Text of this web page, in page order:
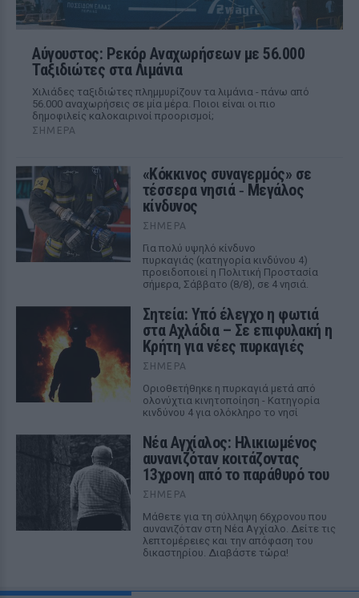
Αύγουστος: Ρεκόρ Αναχωρήσεων με 56.000
Ταξιδιώτες στα Λιμάνια
Χιλιάδες ταξιδιώτες πλημμυρίζουν τα λιμάνια - πάνω από
56.000 αναχωρήσεις σε μία μέρα. Ποιοι είναι οι πιο
δημοφιλείς καλοκαιρινοί προορισμοί;
ΣΉΜΕΡΑ
«Κόκκινος συναγερμός» σε
τέσσερα νησιά ‑ Μεγάλος
κίνδυνος
ΣΉΜΕΡΑ
Για πολύ υψηλό κίνδυνο
πυρκαγιάς (κατηγορία κινδύνου 4)
προειδοποιεί η Πολιτική Προστασία
σήμερα, Σάββατο (8/8), σε 4 νησιά.
Σητεία: Υπό έλεγχο η φωτιά
στα Αχλάδια – Σε επιφυλακή η
Κρήτη για νέες πυρκαγιές
ΣΉΜΕΡΑ
Οριοθετήθηκε η πυρκαγιά μετά από
ολονύχτια κινητοποίηση - Κατηγορία
κινδύνου 4 για ολόκληρο το νησί
Νέα Αγχίαλος: Ηλικιωμένος
αυνανιζόταν κοιτάζοντας
13χρονη από το παράθυρό του
ΣΉΜΕΡΑ
Μάθετε για τη σύλληψη 66χρονου που
αυνανιζόταν στη Νέα Αγχίαλο. Δείτε τις
λεπτομέρειες και την απόφαση του
δικαστηρίου. Διαβάστε τώρα!